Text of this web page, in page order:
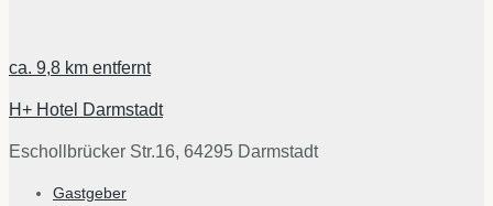
ca. 9,8 km entfernt
H+ Hotel Darmstadt
Eschollbrücker Str.16, 64295 Darmstadt
Gastgeber